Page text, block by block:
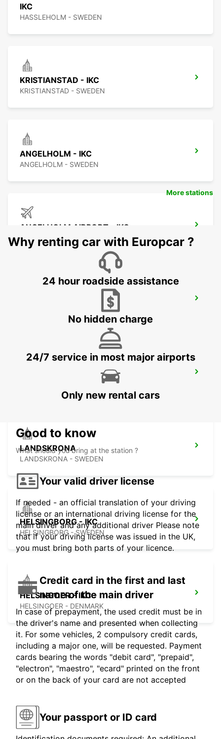
IKC
HASSLEHOLM - SWEDEN
KRISTIANSTAD - IKC
KRISTIANSTAD - SWEDEN
ANGELHOLM - IKC
ANGELHOLM - SWEDEN
ANGELHOLM AIRPORT - IKC
ANGELHOLM - SWEDEN
LANDSKRONA
LANDSKRONA - SWEDEN
HELSINGBORG - IKC
HELSINGBORG - SWEDEN
HELSINGOER - IKC -
HELSINGOER - DENMARK
More stations
Why renting car with Europcar ?
24 hour roadside assistance
No hidden charge
24/7 service in most major airports
Only new rental cars
Good to know
What should you bring at the station ?
Your valid driver license
If needed - an official translation of your driving
license or an international driving license for the
main driver and any additional driver Please note
that if your driving license was issued in the UK,
you must bring both parts of your licence.
Credit card in the first and last
name of the main driver
In case of prepayment, the used credit must be in
the driver's name and presented when collecting
it. For some vehicles, 2 compulsory credit cards,
including a major one, will be requested. Payment
cards bearing the words "debit card", "prepaid",
"electron", "maestro", "ecard" printed on the front
or on the back of your card are not accepted
Your passport or ID card